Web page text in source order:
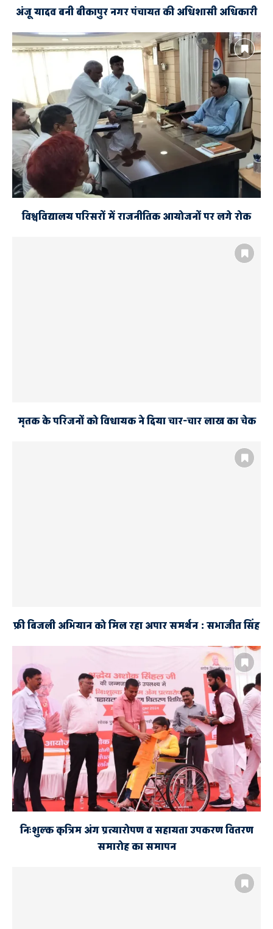
अंजू यादव बनी बीकापुर नगर पंचायत की अधिशासी अधिकारी
विश्वविद्यालय परिसरों में राजनीतिक आयोजनों पर लगे रोक
मृतक के परिजनों को विधायक ने दिया चार-चार लाख का चेक
फ्री बिजली अभियान को मिल रहा अपार समर्थन : सभाजीत सिंह
निःशुल्क कृत्रिम अंग प्रत्यारोपण व सहायता उपकरण वितरण
समारोह का समापन